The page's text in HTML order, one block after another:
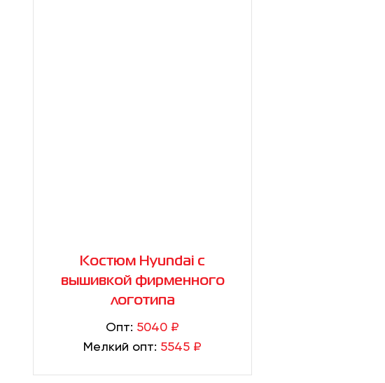
Костюм Hyundai с
вышивкой фирменного
логотипа
Опт: 5040 ₽
Мелкий опт: 5545 ₽